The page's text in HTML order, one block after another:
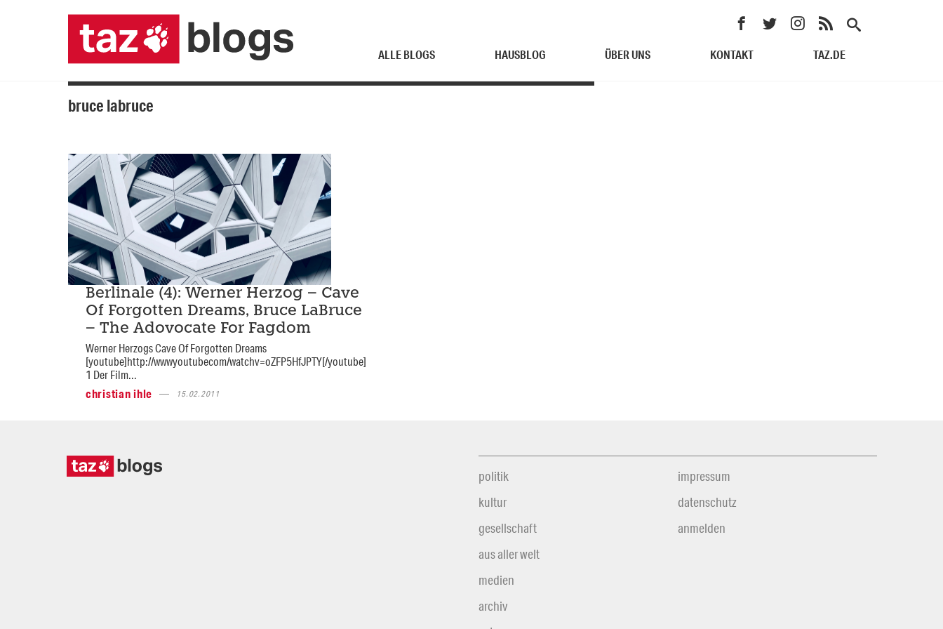
ALLE BLOGS HAUSBLOG ÜBER UNS KONTAKT TAZ.DE
bruce labruce
Berlinale (4): Werner Herzog – Cave
Of Forgotten Dreams, Bruce LaBruce
– The Adovocate For Fagdom
Werner Herzogs Cave Of Forgotten Dreams
[youtube]http://wwwyoutubecom/watchv=oZFP5HfJPTY[/youtube]
1 Der Film...
christian ihle
15.02.2011
politik
kultur
gesellschaft
aus aller welt
medien
archiv
impressum
datenschutz
anmelden